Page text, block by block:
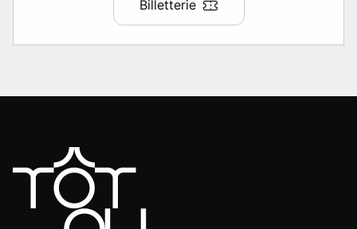
Billetterie